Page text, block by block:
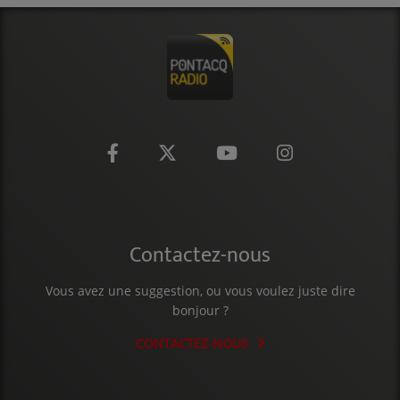
CONTACT
Contactez-nous
Vous avez une suggestion, ou vous voulez juste dire
bonjour ?
CONTACTEZ-NOUS